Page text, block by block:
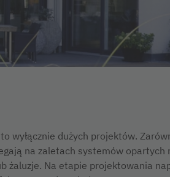
wyłącznie dużych projektów.
na zaletach systemów opartych
żaluzje. Na etapie projektowania